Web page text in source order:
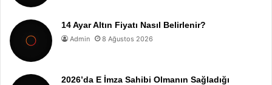
14 Ayar Altın Fiyatı Nasıl Belirlenir?
Admin 8 Ağustos 2026
2026’da E İmza Sahibi Olmanın Sağladığı